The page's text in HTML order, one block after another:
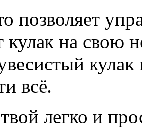
позволяет
кулак на свою
всё.
легко и